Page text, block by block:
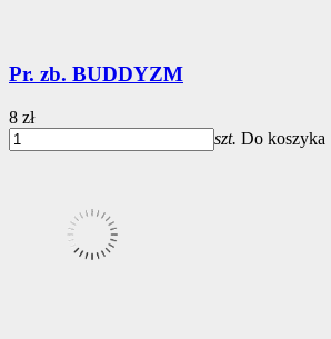
Pr. zb. BUDDYZM
8 zł
szt. Do koszyka